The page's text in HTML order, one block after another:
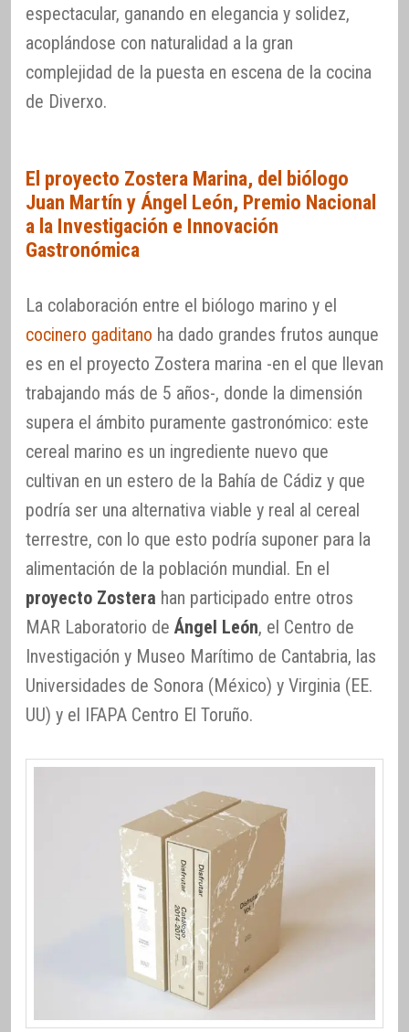
espectacular, ganando en elegancia y solidez,
acoplándose con naturalidad a la gran
complejidad de la puesta en escena de la cocina
de Diverxo.
El proyecto Zostera Marina, del biólogo
Juan Martín y Ángel León, Premio Nacional
a la Investigación e Innovación
Gastronómica
La colaboración entre el biólogo marino y el
cocinero gaditano ha dado grandes frutos aunque
es en el proyecto Zostera marina -en el que llevan
trabajando más de 5 años-, donde la dimensión
supera el ámbito puramente gastronómico: este
cereal marino es un ingrediente nuevo que
cultivan en un estero de la Bahía de Cádiz y que
podría ser una alternativa viable y real al cereal
terrestre, con lo que esto podría suponer para la
alimentación de la población mundial. En el
proyecto Zostera han participado entre otros
MAR Laboratorio de Ángel León, el Centro de
Investigación y Museo Marítimo de Cantabria, las
Universidades de Sonora (México) y Virginia (EE.
UU) y el IFAPA Centro El Toruño.